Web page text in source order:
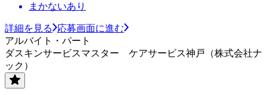
まかないあり
詳細を見る
応募画面に進む
アルバイト・パート
ダスキンサービスマスター ケアサービス神戸（株式会社ナ
ック）